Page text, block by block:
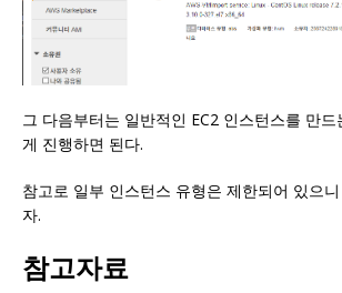
그 다음부터는 일반적인 EC2 인스턴스를 만
게 진행하면 된다.
참고로 일부 인스턴스 유형은 제한되어 있으
자.
참고자료